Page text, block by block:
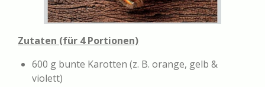
Zutaten (für 4 Portionen)
600 g bunte Karotten (z. B. orange, gelb &
violett)